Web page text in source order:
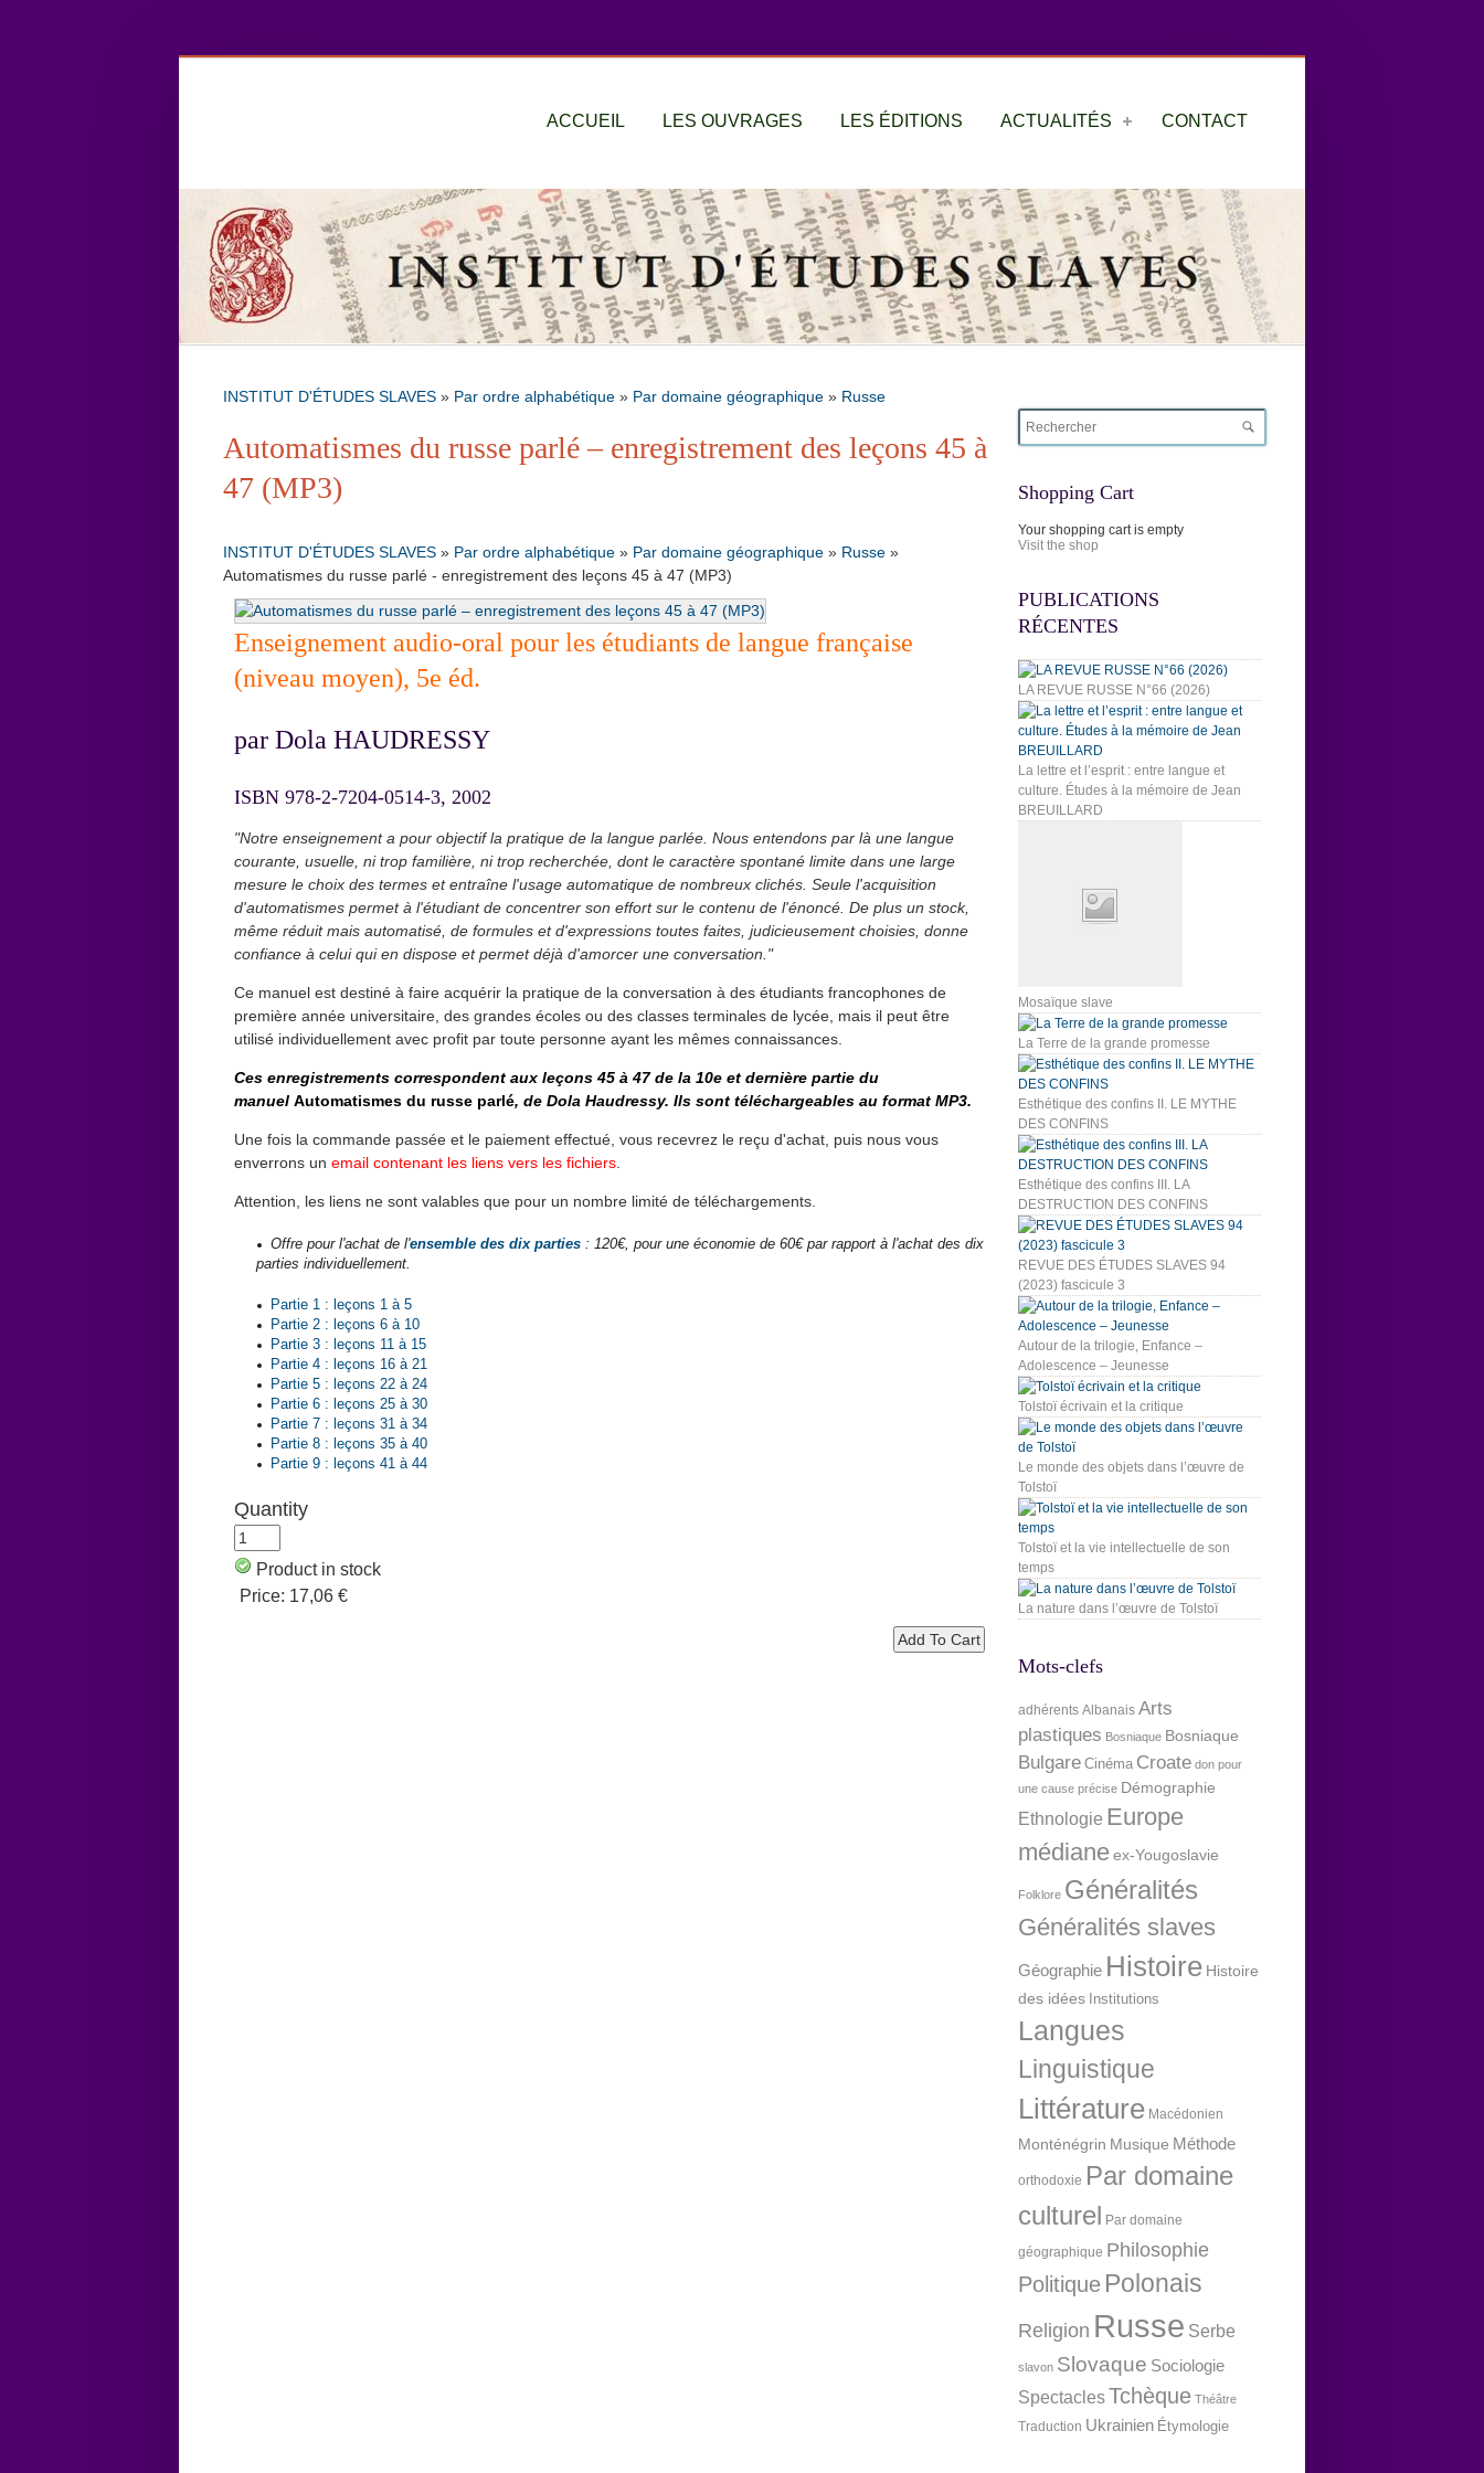
ACCUEIL LES OUVRAGES LES ÉDITIONS ACTUALITÉS CONTACT
INSTITUT D'ÉTUDES SLAVES » Par ordre alphabétique » Par domaine géographique » Russe
Automatismes du russe parlé – enregistrement des leçons 45 à
47 (MP3)
INSTITUT D'ÉTUDES SLAVES » Par ordre alphabétique » Par domaine géographique » Russe »
Automatismes du russe parlé - enregistrement des leçons 45 à 47 (MP3)
Enseignement audio-oral pour les étudiants de langue française
(niveau moyen), 5e éd.
par Dola HAUDRESSY
ISBN 978-2-7204-0514-3, 2002
"Notre enseignement a pour objectif la pratique de la langue parlée. Nous entendons par là une langue
courante, usuelle, ni trop familière, ni trop recherchée, dont le caractère spontané limite dans une large
mesure le choix des termes et entraîne l'usage automatique de nombreux clichés. Seule l'acquisition
d'automatismes permet à l'étudiant de concentrer son effort sur le contenu de l'énoncé. De plus un stock,
même réduit mais automatisé, de formules et d'expressions toutes faites, judicieusement choisies, donne
confiance à celui qui en dispose et permet déjà d'amorcer une conversation."
Ce manuel est destiné à faire acquérir la pratique de la conversation à des étudiants francophones de
première année universitaire, des grandes écoles ou des classes terminales de lycée, mais il peut être
utilisé individuellement avec profit par toute personne ayant les mêmes connaissances.
Ces enregistrements correspondent aux leçons 45 à 47 de la 10e et dernière partie du
manuel Automatismes du russe parlé, de Dola Haudressy. Ils sont téléchargeables au format MP3.
Une fois la commande passée et le paiement effectué, vous recevrez le reçu d'achat, puis nous vous
enverrons un email contenant les liens vers les fichiers.
Attention, les liens ne sont valables que pour un nombre limité de téléchargements.
Offre pour l'achat de l'ensemble des dix parties : 120€, pour une économie de 60€ par rapport à l'achat des dix
parties individuellement.
Partie 1 : leçons 1 à 5
Partie 2 : leçons 6 à 10
Partie 3 : leçons 11 à 15
Partie 4 : leçons 16 à 21
Partie 5 : leçons 22 à 24
Partie 6 : leçons 25 à 30
Partie 7 : leçons 31 à 34
Partie 8 : leçons 35 à 40
Partie 9 : leçons 41 à 44
Quantity
Product in stock
Price: 17,06 €
Shopping Cart
Your shopping cart is empty
Visit the shop
PUBLICATIONS
RÉCENTES
LA REVUE RUSSE N°66 (2026)
La lettre et l’esprit : entre langue et
culture. Études à la mémoire de Jean
BREUILLARD
Mosaïque slave
La Terre de la grande promesse
Esthétique des confins II. LE MYTHE
DES CONFINS
Esthétique des confins III. LA
DESTRUCTION DES CONFINS
REVUE DES ÉTUDES SLAVES 94
(2023) fascicule 3
Autour de la trilogie, Enfance –
Adolescence – Jeunesse
Tolstoï écrivain et la critique
Le monde des objets dans l’œuvre de
Tolstoï
Tolstoï et la vie intellectuelle de son
temps
La nature dans l’œuvre de Tolstoï
Mots-clefs
adhérents Albanais Arts
plastiques Bosniaque Bosniaque
Bulgare Cinéma Croate don pour
une cause précise Démographie
Ethnologie Europe
médianeex-Yougoslavie
Folklore Généralités
Généralités slaves
Géographie Histoire Histoire
des idées Institutions
Langues
Linguistique
Littérature Macédonien
Monténégrin Musique Méthode
orthodoxie Par domaine
culturel Par domaine
géographique Philosophie
Politique Polonais
Religion Russe Serbe
slavon Slovaque Sociologie
SpectaclesTchèque Théâtre
Traduction Ukrainien Étymologie